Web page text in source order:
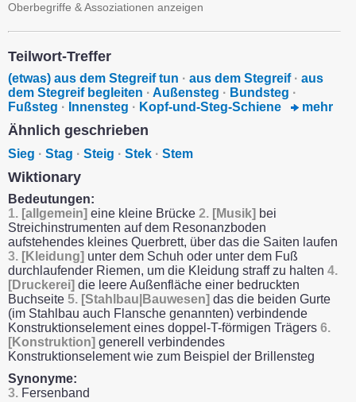
Oberbegriffe & Assoziationen anzeigen
Teilwort-Treffer
(etwas) aus dem Stegreif tun · aus dem Stegreif · aus
dem Stegreif begleiten · Außensteg · Bundsteg ·
Fußsteg · Innensteg · Kopf-und-Steg-Schiene mehr
Ähnlich geschrieben
Sieg · Stag · Steig · Stek · Stem
Wiktionary
Bedeutungen:
1. [allgemein] eine kleine Brücke 2. [Musik] bei
Streichinstrumenten auf dem Resonanzboden
aufstehendes kleines Querbrett, über das die Saiten laufen
3. [Kleidung] unter dem Schuh oder unter dem Fuß
durchlaufender Riemen, um die Kleidung straff zu halten 4.
[Druckerei] die leere Außenfläche einer bedruckten
Buchseite 5. [Stahlbau|Bauwesen] das die beiden Gurte
(im Stahlbau auch Flansche genannten) verbindende
Konstruktionselement eines doppel-T-förmigen Trägers 6.
[Konstruktion] generell verbindendes
Konstruktionselement wie zum Beispiel der Brillensteg
Synonyme:
3. Fersenband